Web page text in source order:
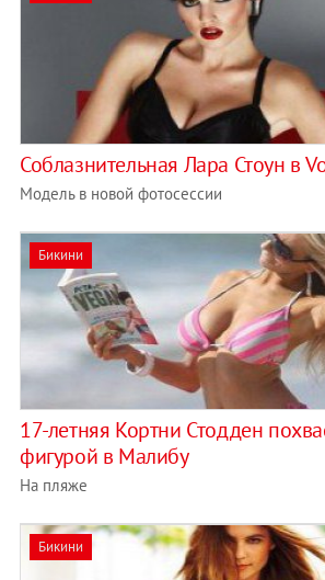
Соблазнительная Лара Стоун в
Модель в новой фотосессии
Бикини
17-летняя Кортни Стодден
фигурой в Малибу
На пляже
Бикини